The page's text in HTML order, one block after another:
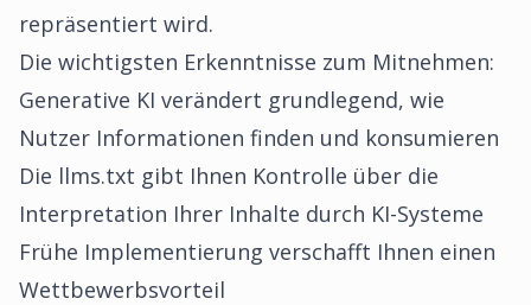
repräsentiert wird.
Die wichtigsten Erkenntnisse zum Mitnehmen:
Generative KI verändert grundlegend, wie
Nutzer Informationen finden und konsumieren
Die llms.txt gibt Ihnen Kontrolle über die
Interpretation Ihrer Inhalte durch KI-Systeme
Frühe Implementierung verschafft Ihnen einen
Wettbewerbsvorteil